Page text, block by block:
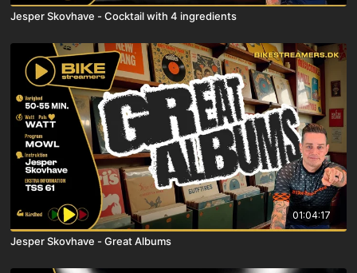
Jesper Skovhave - Cocktail with 4 ingredients
01:04:17
Jesper Skovhave - Great Albums